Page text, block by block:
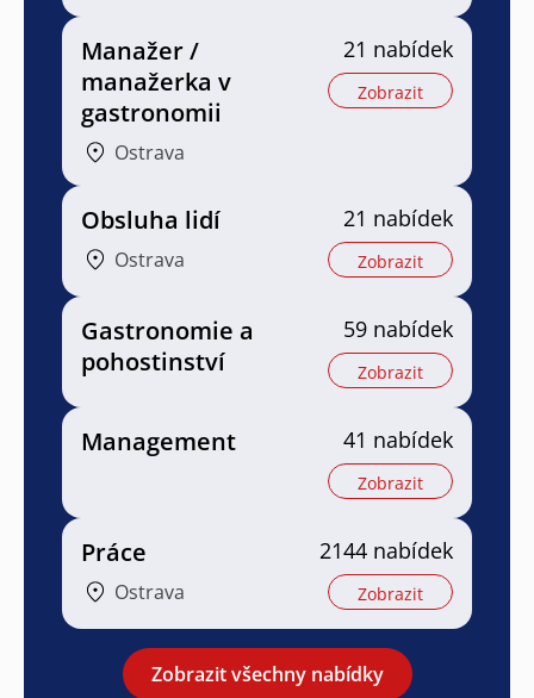
Manažer /
manažerka v
gastronomii
Ostrava
21 nabídek
Zobrazit
Obsluha lidí
Ostrava
21 nabídek
Zobrazit
Gastronomie a
pohostinství
59 nabídek
Zobrazit
Management 41 nabídek
Zobrazit
Práce
Ostrava
2144 nabídek
Zobrazit
Zobrazit všechny nabídky